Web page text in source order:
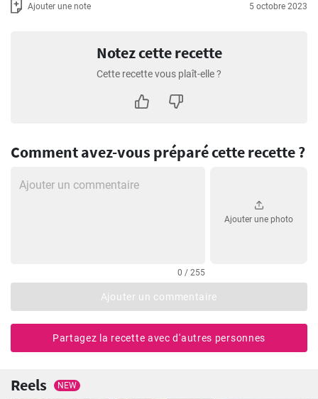
Ajouter une note 5 octobre 2023
Notez cette recette
Cette recette vous plaît-elle ?
Comment avez-vous préparé cette recette ?
0 / 255
Ajouter une photo
Ajouter un commentaire
Partagez la recette avec d'autres personnes
Reels NEW